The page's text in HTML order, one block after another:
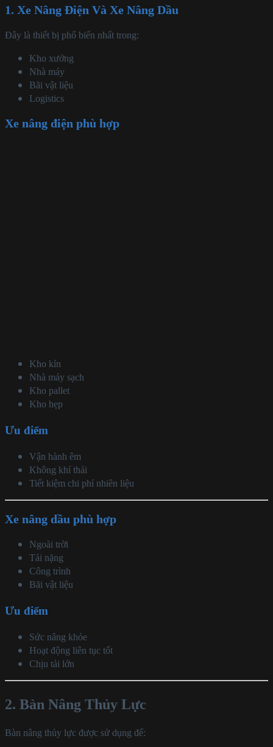
1. Xe Nâng Điện Và Xe Nâng Dầu
Đây là thiết bị phổ biến nhất trong:
Kho xưởng
Nhà máy
Bãi vật liệu
Logistics
Xe nâng điện phù hợp
Kho kín
Nhà máy sạch
Kho pallet
Kho hẹp
Ưu điểm
Vận hành êm
Không khí thải
Tiết kiệm chi phí nhiên liệu
Xe nâng dầu phù hợp
Ngoài trời
Tải nặng
Công trình
Bãi vật liệu
Ưu điểm
Sức nâng khỏe
Hoạt động liên tục tốt
Chịu tải lớn
2. Bàn Nâng Thủy Lực
Bàn nâng thủy lực được sử dụng để: